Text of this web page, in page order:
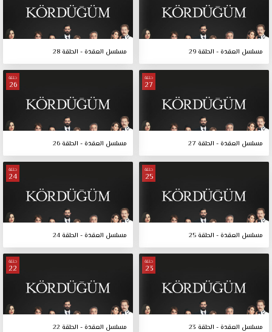
مسلسل العقدة - الحلقة 29 مسلسل العقدة - الحلقة 28
حلقة
27
مسلسل العقدة - الحلقة 27
حلقة
26
مسلسل العقدة - الحلقة 26
حلقة
25
مسلسل العقدة - الحلقة 25
حلقة
24
مسلسل العقدة - الحلقة 24
حلقة
23
مسلسل العقدة - الحلقة 23
حلقة
22
مسلسل العقدة - الحلقة 22